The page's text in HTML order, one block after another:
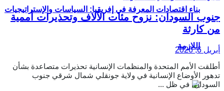
بناء اقتصادات المعرفة في إفريقيا: السياسات والإستراتيجيات
اللازمة
جنوب السودان: نزوح مئات الآلاف وتحذيرات أممية
من كارثة
أبريل 6, 2026
أطلقت الأمم المتحدة والمنظمات الإنسانية تحذيرات متصاعدة بشأن
تدهور الأوضاع الإنسانية في ولاية جونقلي شمال شرقي جنوب
السودان، في ظل ...